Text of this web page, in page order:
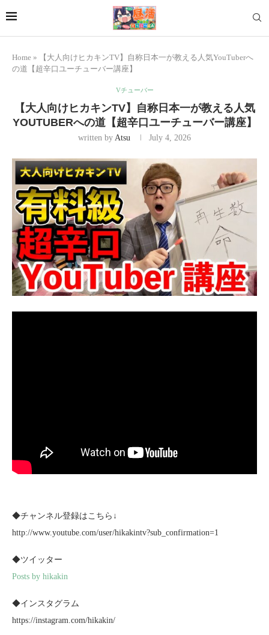
Home »
【大人向けヒカキンTV】自称日本一が教える人気YouTuberへ
の道【超辛口ユーチューバー講座】
Vチューバー
【大人向けヒカキンTV】自称日本一が教える人気
YOUTUBERへの道【超辛口ユーチューバー講座】
written by Atsu July 4, 2026
◆チャンネル登録はこちら↓
http://www.youtube.com/user/hikakintv?sub_confirmation=1
◆ツイッター
Posts by hikakin
◆インスタグラム
https://instagram.com/hikakin/